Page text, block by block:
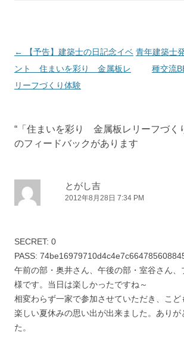
投
稿
ナ
←
【予告】建築士の日記念イベ
ント 住まいを彩り 金属板レ
リーフづくり体験
青年建築士
種交流
“ 「住まいを彩り 金属板レリーフづく
のフィードバックがあります
とがし吉
2012年8月28日 7:34 PM
SECRET: 0
PASS:
午前の部・奥井さん、午後の部・室谷さん、
様です。当日は楽しかったですね～
相変わらず一家で参加させていただき、こど
楽しい夏休みの思い出が出来ました。ありが
た。